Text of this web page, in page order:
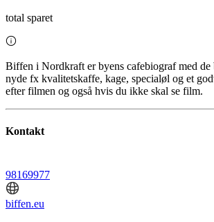
total sparet
Biffen i Nordkraft er byens cafebiograf med de
nyde fx kvalitetskaffe, kage, specialøl og et
efter filmen og også hvis du ikke skal se film.
Kontakt
98169977
biffen.eu